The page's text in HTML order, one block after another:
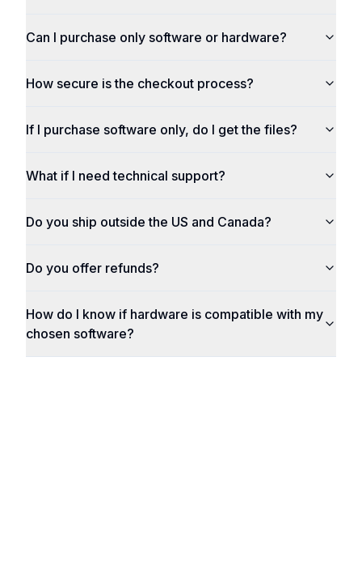
Can I purchase only software or hardware?
How secure is the checkout process?
If I purchase software only, do I get the files?
What if I need technical support?
Do you ship outside the US and Canada?
Do you offer refunds?
How do I know if hardware is compatible with my
chosen software?